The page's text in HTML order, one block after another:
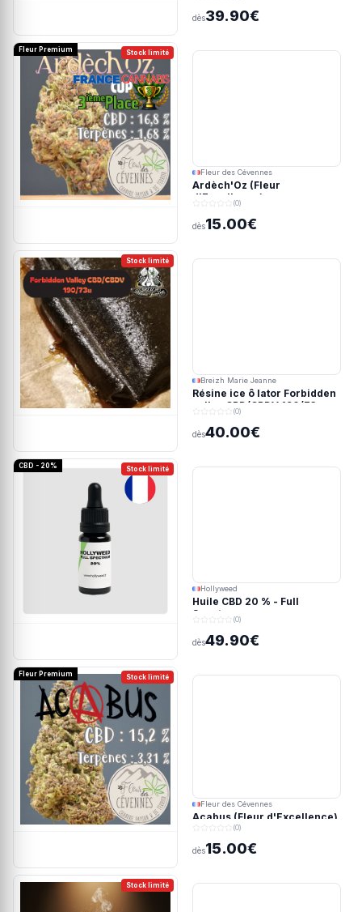
dès39.90€
Stock limité
Fleur Premium
Fleur des Cévennes
Ardèch'Oz (Fleur
d'Excellence)
(0)
dès15.00€
Stock limité
Breizh Marie Jeanne
Résine ice ô lator Forbidden
valley CBD/CBDV 190/73u
(0)
dès40.00€
Stock limité
CBD - 20%
Hollyweed
Huile CBD 20 % - Full
Spectrum
(0)
dès49.90€
Stock limité
Fleur Premium
Fleur des Cévennes
Acabus (Fleur d'Excellence)
(0)
dès15.00€
Stock limité